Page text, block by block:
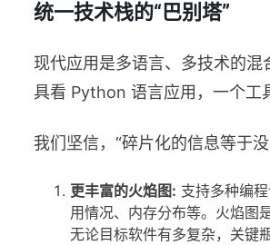
统一技术栈的“巴别塔”
现代应用是多语言、多技术的
具看 Python 语言应用，一个工
我们坚信，“碎片化的信息等于
更丰富的火焰图: 支持多种编
用情况、内存分布等。火焰图
无论目标软件有多复杂，关键